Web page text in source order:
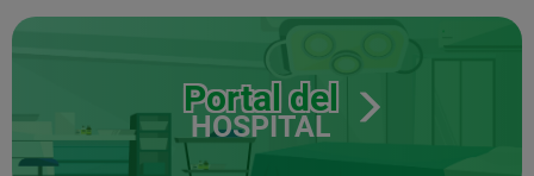
Portal del
HOSPITAL